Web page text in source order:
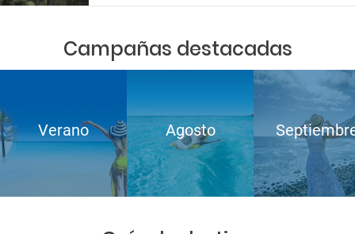
Campañas destacadas
Verano Agosto